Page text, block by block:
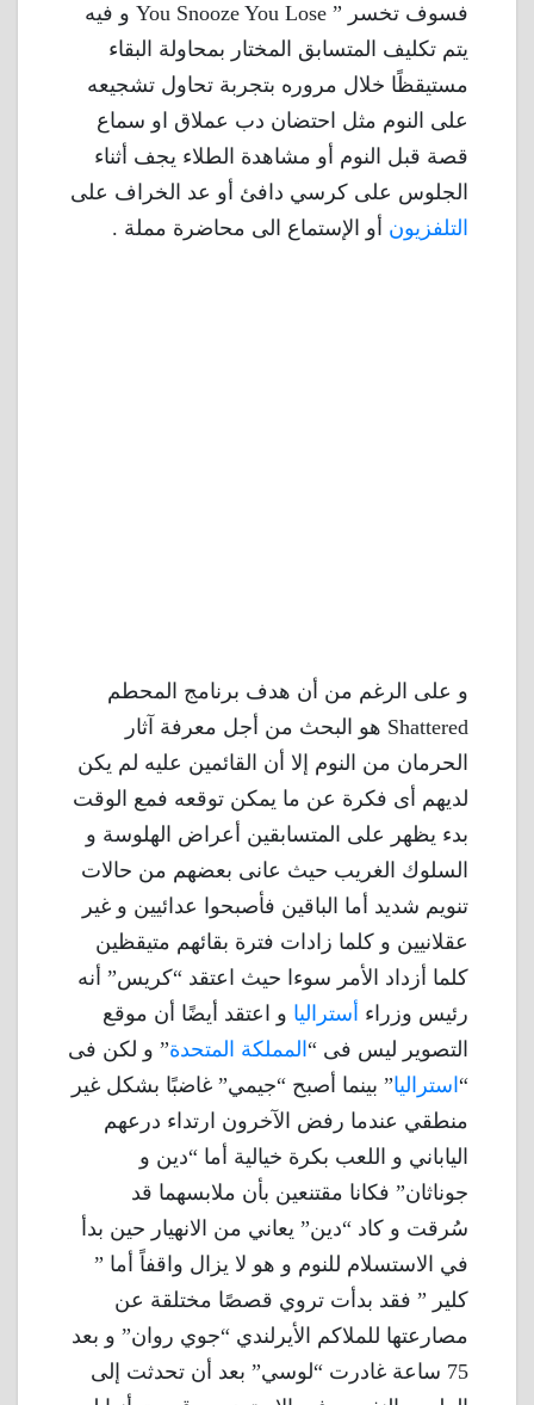
فسوف تخسر ” You Snooze You Lose و فيه
يتم تكليف المتسابق المختار بمحاولة البقاء
مستيقظًا خلال مروره بتجربة تحاول تشجيعه
على النوم مثل احتضان دب عملاق او سماع
قصة قبل النوم أو مشاهدة الطلاء يجف أثناء
الجلوس على كرسي دافئ أو عد الخراف على
التلفزيون أو الإستماع الى محاضرة مملة .
و على الرغم من أن هدف برنامج المحطم
Shattered هو البحث من أجل معرفة آثار
الحرمان من النوم إلا أن القائمين عليه لم يكن
لديهم أى فكرة عن ما يمكن توقعه فمع الوقت
بدء يظهر على المتسابقين أعراض الهلوسة و
السلوك الغريب حيث عانى بعضهم من حالات
تنويم شديد أما الباقين فأصبحوا عدائيين و غير
عقلانيين و كلما زادات فترة بقائهم متيقظين
كلما أزداد الأمر سوءا حيث اعتقد “كريس” أنه
رئيس وزراء أستراليا و اعتقد أيضًا أن موقع
التصوير ليس فى “ المملكة المتحدة” و لكن فى
“ استراليا” بينما أصبح “جيمي” غاضبًا بشكل غير
منطقي عندما رفض الآخرون ارتداء درعهم
الياباني و اللعب بكرة خيالية أما “دين و
جوناثان” فكانا مقتنعين بأن ملابسهما قد
سُرقت و كاد “دين” يعاني من الانهيار حين بدأ
في الاستسلام للنوم و هو لا يزال واقفاً أما ”
كلير ” فقد بدأت تروي قصصًا مختلقة عن
مصارعتها للملاكم الأيرلندي “جوي روان” و بعد
75 ساعة غادرت “لوسي” بعد أن تحدثت إلى